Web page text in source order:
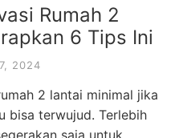
Rumah 2
6 Tips Ini
2024
2 lantai minimal jika
bisa terwujud. Terlebih
saja untuk